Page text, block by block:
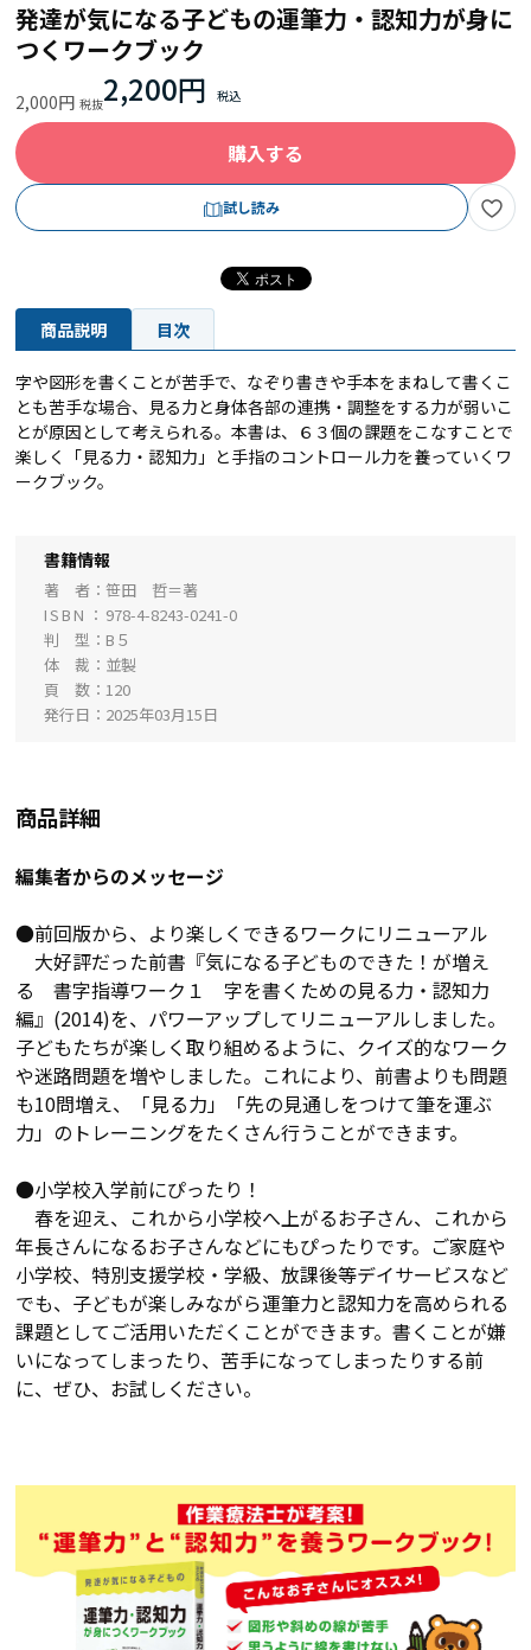
発達が気になる子どもの運筆力・認知力が身に
つくワークブック
2,000円 2,200円
購入する
試し読み
商品説明 目次
字や図形を書くことが苦手で、なぞり書きや手本をまねして書くこ
とも苦手な場合、見る力と身体各部の連携・調整をする力が弱いこ
とが原因として考えられる。本書は、６３個の課題をこなすことで
楽しく「見る力・認知力」と手指のコントロール力を養っていくワ
ークブック。
書籍情報
著 者
笹田 哲＝著
ISBN
978-4-8243-0241-0
判 型
B５
体 裁
並製
頁 数
120
発行日
2025年03月15日
商品詳細
編集者からのメッセージ
●前回版から、より楽しくできるワークにリニューアル
大好評だった前書『気になる子どものできた！が増え
る 書字指導ワーク１ 字を書くための見る力・認知力
編』(2014)を、パワーアップしてリニューアルしました。
子どもたちが楽しく取り組めるように、クイズ的なワーク
や迷路問題を増やしました。これにより、前書よりも問題
も10問増え、「見る力」「先の見通しをつけて筆を運ぶ
力」のトレーニングをたくさん行うことができます。
●小学校入学前にぴったり！
春を迎え、これから小学校へ上がるお子さん、これから
年長さんになるお子さんなどにもぴったりです。ご家庭や
小学校、特別支援学校・学級、放課後等デイサービスなど
でも、子どもが楽しみながら運筆力と認知力を高められる
課題としてご活用いただくことができます。書くことが嫌
いになってしまったり、苦手になってしまったりする前
に、ぜひ、お試しください。